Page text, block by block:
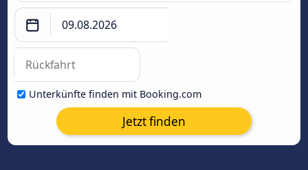
Unterkünfte finden mit Booking.com
Jetzt finden